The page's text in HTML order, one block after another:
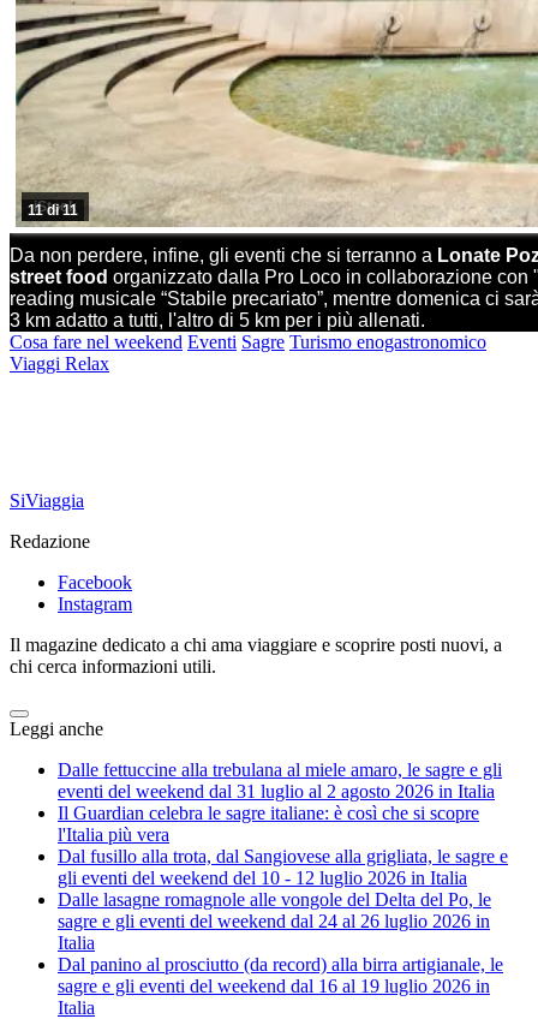
iStock
11 di 11
Da non perdere, infine, gli eventi che si terranno a Lonate
street food organizzato dalla Pro Loco in collaborazione con
reading musicale “Stabile precariato”, mentre domenica ci
3 km adatto a tutti, l'altro di 5 km per i più allenati.
Cosa fare nel weekend Eventi Sagre Turismo enogastronomico
Viaggi Relax
SiViaggia
Redazione
Facebook
Instagram
Il magazine dedicato a chi ama viaggiare e scoprire posti nuovi, a
chi cerca informazioni utili.
Leggi anche
Dalle fettuccine alla trebulana al miele amaro, le sagre e gli
eventi del weekend dal 31 luglio al 2 agosto 2026 in Italia
Il Guardian celebra le sagre italiane: è così che si scopre
l'Italia più vera
Dal fusillo alla trota, dal Sangiovese alla grigliata, le sagre e
gli eventi del weekend del 10 - 12 luglio 2026 in Italia
Dalle lasagne romagnole alle vongole del Delta del Po, le
sagre e gli eventi del weekend dal 24 al 26 luglio 2026 in
Italia
Dal panino al prosciutto (da record) alla birra artigianale, le
sagre e gli eventi del weekend dal 16 al 19 luglio 2026 in
Italia